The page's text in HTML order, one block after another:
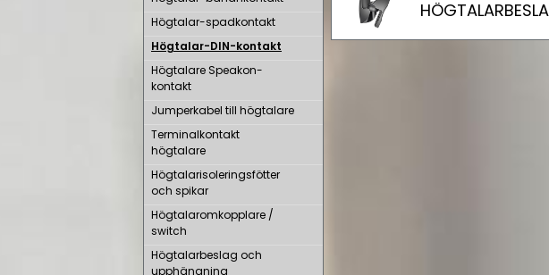
Högtalar-spadkontakt
Högtalar-DIN-kontakt
Högtalare Speakon-
kontakt
Jumperkabel till högtalare
Terminalkontakt
högtalare
Högtalarisoleringsfötter
och spikar
Högtalaromkopplare /
switch
Högtalarbeslag och
upphängning